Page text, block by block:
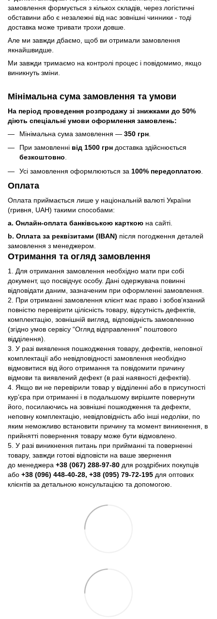
замовлення формується з кількох складів, через логістичні
обставини або є незалежні від нас зовнішні чинники - тоді
доставка може тривати трохи довше.
Але ми завжди дбаємо, щоб ви отримали замовлення
якнайшвидше.
Ми завжди тримаємо на контролі процес і повідомимо, якщо
виникнуть зміни.
Мінімальна сума замовлення та умови
На період проведення розпродажу зі знижками до 50%
діють спеціальні умови оформлення замовлень:
Мінімальна сума замовлення — 350 грн
При замовленні від 1500 грн доставка здійснюється
безкоштовно.
Усі замовлення оформлюються за 100% передоплатою
Оплата
Оплата приймається лише у національній валюті України
(гривня, UAH) такими способами:
a. Онлайн-оплата банківською карткою на сайті.
b. Оплата за реквізитами (IBAN) після погодження деталей
замовлення з менеджером.
Отримання та огляд замовлення
1. Для отримання замовлення необхідно мати при собі
документ, що посвідчує особу. Дані одержувача повинні
відповідати даним, зазначеним при оформленні замовлення.
2. При отриманні замовлення клієнт має право і зобов’язаний
повністю перевірити цілісність товару, відсутність дефектів,
комплектацію, зовнішній вигляд, відповідність замовленню
(згідно умов сервісу “Огляд відправлення” поштового
відділення).
3. У разі виявлення пошкодження товару, дефектів, неповної
комплектації або невідповідності замовлення необхідно
відмовитися від його отримання та повідомити причину
відмови та виявлений дефект (в разі наявності дефектів).
4. Якщо ви не перевірили товар у відділенні або в присутності
кур’єра при отриманні і в подальшому вирішите повернути
його, посилаючись на зовнішні пошкодження та дефекти,
неповну комплектацію, невідповідність або інші недоліки, по
яким неможливо встановити причину та момент виникнення, в
прийнятті повернення товару може бути відмовлено.
5. У разі виникнення питань при прийманні та поверненні
товару, завжди готові відповісти на ваше звернення
до менеджера +38 (067) 288-97-80 для роздрібних покупців
або +38 (096) 448-40-28, +38 (095) 79-72-195 для оптових
клієнтів за детальною консультацією та допомогою.